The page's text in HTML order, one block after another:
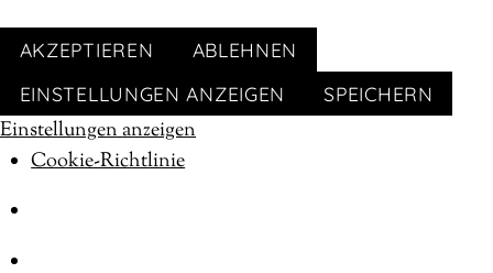
AKZEPTIEREN
ABLEHNEN
EINSTELLUNGEN ANZEIGEN
SPEICHERN
Einstellungen anzeigen
Cookie-Richtlinie